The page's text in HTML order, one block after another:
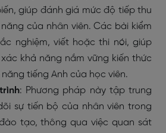
giúp đánh giá mức độ tiếp thu
của nhân viên. Các bài kiểm
nghiệm, viết hoặc thi nói, giúp
khả năng nắm vững kiến thức
tiếng Anh của học viên.
: Phương pháp này tập trung
sự tiến bộ của nhân viên trong
tạo, thông qua việc quan sát